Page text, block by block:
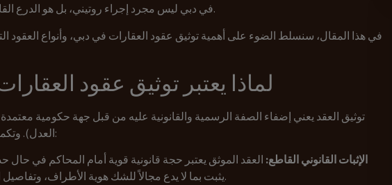
في دبي ليس مجرد إجراء روتيني، بل هو الدرع القانوني الذي يحمي استثماراتك وأموالك.
في هذا المقال، سنسلط الضوء على أهمية توثيق عقود العقارات في دبي، وأنواع العقود
لماذا يعتبر توثيق عقود
توثيق العقد يعني إضفاء الصفة الرسمية والقانونية عليه من قبل جهة حكومية
العدل). وتكمن أهمية هذا الإجراء في النقاط التالية:
الإثبات القانوني القاطع: العقد الموثق يعتبر حجة قانونية قوية أمام المحاكم في
يثبت بما لا يدع مجالاً للشك هوية الأطراف، وتفاصيل العقار، والشروط المتفق عليها.